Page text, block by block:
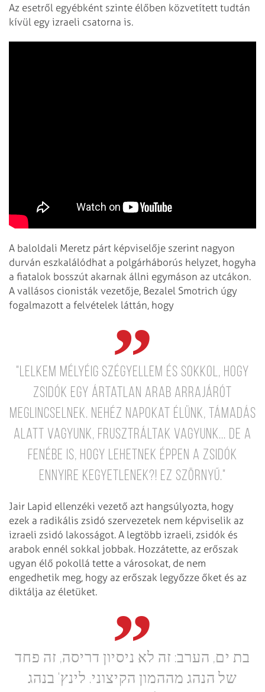
Az esetről egyébként szinte élőben közvetített tudtán
kívül egy izraeli csatorna is.
A baloldali Meretz párt képviselője szerint nagyon
durván eszkalálódhat a polgárháborús helyzet, hogyha
a fiatalok bosszút akarnak állni egymáson az utcákon.
A vallásos cionisták vezetője, Bezalel Smotrich úgy
fogalmazott a felvételek láttán, hogy
"Lelkem mélyéig szégyellem és sokkol, hogy
zsidók egy ártatlan arab arrajárót
meglincselnek. Nehéz napokat élünk, támadás
alatt vagyunk, frusztráltak vagyunk... de a
fenébe is, hogy lehetnek éppen a zsidók
ennyire kegyetlenek?! Ez szörnyű."
Jair Lapid ellenzéki vezető azt hangsúlyozta, hogy
ezek a radikális zsidó szervezetek nem képviselik az
izraeli zsidó lakosságot. A legtöbb izraeli, zsidók és
arabok ennél sokkal jobbak. Hozzátette, az erőszak
ugyan élő pokollá tette a városokat, de nem
engedhetik meg, hogy az erőszak legyőzze őket és az
diktálja az életüket.
בת ים, הערב: זה לא ניסיון דריסה, זה פחד
של הנהג מההמון הקיצוני. לינץ' בנהג